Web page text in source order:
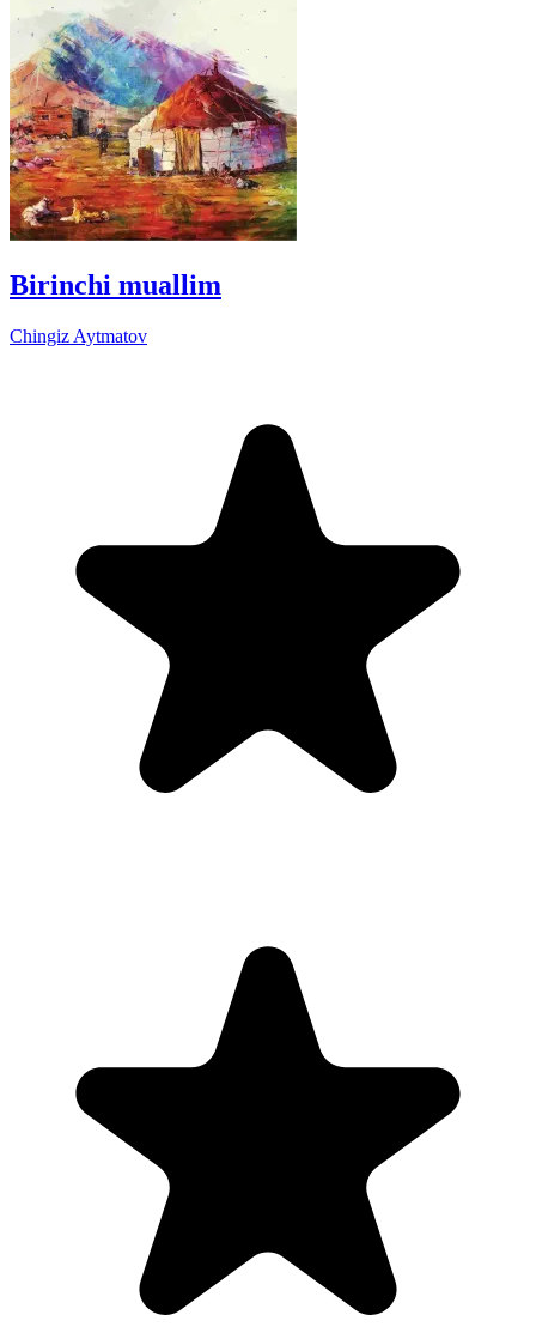
Birinchi muallim
Chingiz Aytmatov